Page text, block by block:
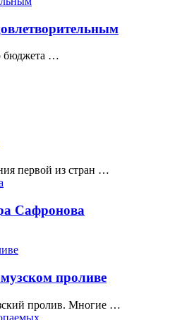
бюджета …
первой из стран …
Сафронова
проливе
пролив. Многие …